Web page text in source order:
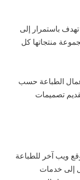
لكن هذا ليس نهاية الأمر. لا تزال Printify تهدف باستمرار إلى
إلى مجموعة منتجاتها كل
الطباعة حسب
تصميمات
ويب آخر للطباعة
إلى خدمات